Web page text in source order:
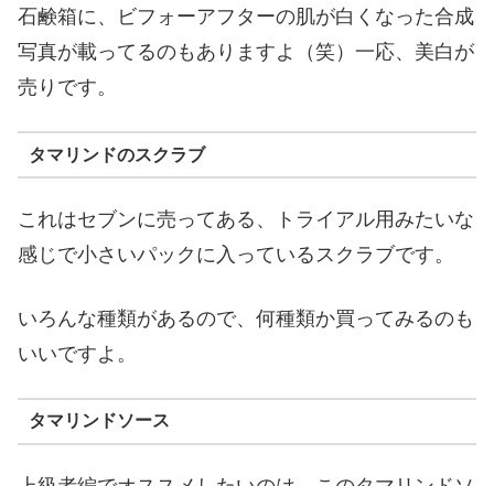
石鹸箱に、ビフォーアフターの肌が白くなった合成
写真が載ってるのもありますよ（笑）一応、美白が
売りです。
タマリンドのスクラブ
これはセブンに売ってある、トライアル用みたいな
感じで小さいパックに入っているスクラブです。
いろんな種類があるので、何種類か買ってみるのも
いいですよ。
タマリンドソース